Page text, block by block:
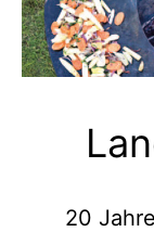
20